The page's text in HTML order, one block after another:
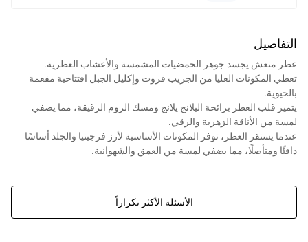
التفاصيل
عطر منعش يجسد جوهر الحمضيات المشمسة والأعشاب العطرية.
تعطي المكونات العليا من الجريب فروت وإكليل الجبل افتتاحية مفعمة
بالحيوية.
يتميز قلب العطر برائحة اليلانج يلانج ومسك الروم الرقيقة، مما يضفي
لمسة من الأناقة الزهرية والرقي.
عندما يستقر العطر، توفر المكونات الأساسية لأرز فرجينيا والجلد أساسًا
دافئًا ومتأصلًا، مما يضفي لمسة من العمق والشهوانية.
الأسئلة الأكثر تكراراً